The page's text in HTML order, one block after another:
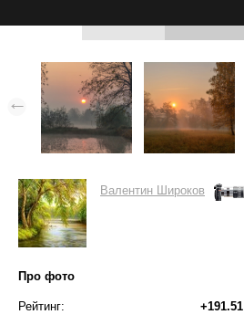
Валентин Широков
Про фото
Рейтинг:
+191.51